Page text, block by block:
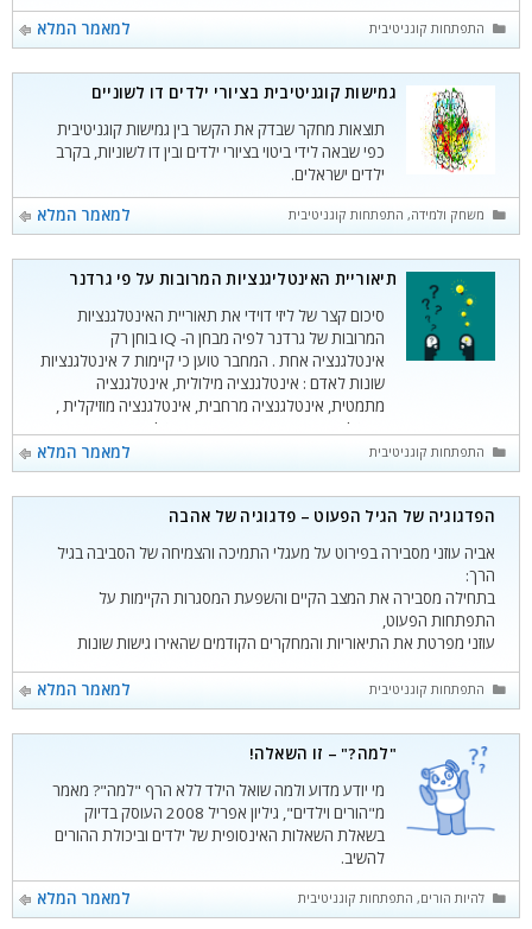
למאמר המלא
קטגוריות
התפתחות קוגניטיבית
גמישות קוגניטיבית בציורי ילדים דו לשוניים
תוצאות מחקר שבדק את הקשר בין גמישות קוגניטיבית
כפי שבאה לידי ביטוי בציורי ילדים ובין דו לשוניות, בקרב
ילדים ישראלים.
למאמר המלא
קטגוריות
משחק ולמידה, התפתחות קוגניטיבית
תיאוריית האינטליגנציות המרובות על פי גרדנר
סיכום קצר של ליזי דוידי את תאוריית האינטלגנציות
המרובות של גרדנר לפיה מבחן ה- IQ בוחן רק
אינטלגנציה אחת . המחבר טוען כי קיימות 7 אינטלגנציות
שונות לאדם : אינטלגנציה מילולית, אינטלגנציה
מתמטית, אינטלגנציה מרחבית, אינטלגנציה מוזיקלית ,
אינטלגנציה מרחבית תנועתית, אינטלגינציה אישית
ואינטליגנציה נטורליסטית.
למאמר המלא קטגוריות
התפתחות קוגניטיבית
הפדגוגיה של הגיל הפעוט – פדגוגיה של אהבה
אביה עוזני מסבירה בפירוט על מעגלי התמיכה והצמיחה של הסביבה בגיל
הרך:
בתחילה מסבירה את המצב הקיים והשפעת המסגרות הקיימות על
התפתחות הפעוט,
עוזני מפרטת את התיאוריות והמחקרים הקודמים שהאירו גישות שונות
ולבסוף מציגה את "הפדגוגיה של האהבה" כמודל להתפתחות ריגשית
וחברתית בשנים הראשונות בחיי הפעוט, ע"י המשימות המעצבות אותו
והיכולות ובניית המיומנויות אשר מכינות אותו בהדרגה להתמודדות עם
קשרים ומיומנויות בסביבתו ובחברה.
למאמר המלא קטגוריות
התפתחות קוגניטיבית
"למה?" – זו השאלה!
מי יודע מדוע ולמה שואל הילד ללא הרף "למה"? מאמר
מ"הורים וילדים", גיליון אפריל 2008 העוסק בדיוק
בשאלת השאלות האינסופית של ילדים וביכולת ההורים
להשיב.
למאמר המלא
קטגוריות
להיות הורים, התפתחות קוגניטיבית